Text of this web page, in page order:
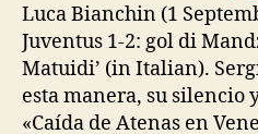
Luca Bianchin (1
Juventus 1-2: gol di
Matuidi’ (in Italian).
esta manera, su silencio
«Caída de Atenas en